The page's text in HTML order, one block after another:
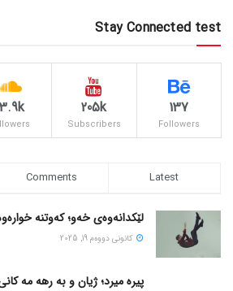
Stay Connected test
137
Followers
205k
Subscribers
Comments Latest
لێکدانەوەی خەو؛ کەوتنە
كانونی دووه‌م 19, 2025
پیره میرد؛ ژیان و به رهه مه